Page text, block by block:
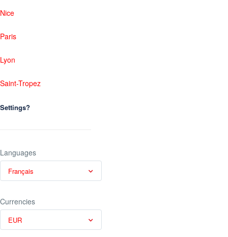
Nice
Paris
Lyon
Saint-Tropez
Settings?
Languages
Français
Currencies
EUR